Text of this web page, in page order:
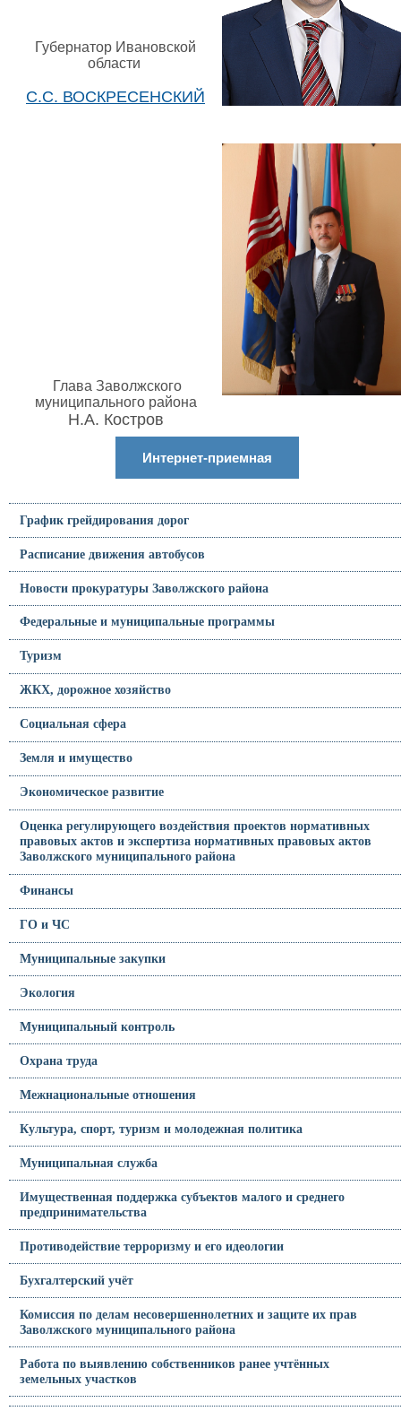
Губернатор Ивановской
области
С.С. ВОСКРЕСЕНСКИЙ
Глава Заволжского
муниципального района
Н.А. Костров
Интернет-приемная
График грейдирования дорог
Расписание движения автобусов
Новости прокуратуры Заволжского района
Федеральные и муниципальные программы
Туризм
ЖКХ, дорожное хозяйство
Социальная сфера
Земля и имущество
Экономическое развитие
Оценка регулирующего воздействия проектов нормативных
правовых актов и экспертиза нормативных правовых актов
Заволжского муниципального района
Финансы
ГО и ЧС
Муниципальные закупки
Экология
Муниципальный контроль
Охрана труда
Межнациональные отношения
Культура, спорт, туризм и молодежная политика
Муниципальная служба
Имущественная поддержка субъектов малого и среднего
предпринимательства
Противодействие терроризму и его идеологии
Бухгалтерский учёт
Комиссия по делам несовершеннолетних и защите их прав
Заволжского муниципального района
Работа по выявлению собственников ранее учтённых
земельных участков